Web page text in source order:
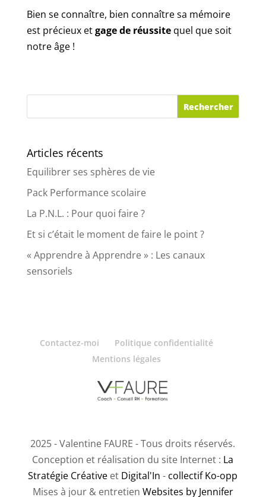
Bien se connaître, bien connaître sa mémoire
est précieux etgage de réussitequel que soit
notre âge !
Articles récents
Equilibrer ses sphères de vie
Pack Performance scolaire
La P.N.L. : Pour quoi faire ?
Et si c’était le moment de faire le point ?
« Apprendre à Apprendre » : Les canaux
sensoriels
2025 - Valentine FAURE - Tous droits réservés.
Conception et réalisation du site Internet : La
Stratégie Créative et Digital'In - collectif Ko-opp
Mises à jour & entretien Websites by Jennifer
Contactez-moi
Politique confidentialité
Mentions légales